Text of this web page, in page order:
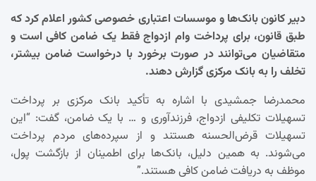
دبیر کانون بانک‌ها و موسسات اعتباری خصوصی کشور اعلام کرد که
طبق قانون، برای پرداخت وام ازدواج فقط یک ضامن کافی است و
متقاضیان می‌توانند در صورت برخورد با درخواست ضامن بیشتر،
تخلف را به بانک مرکزی گزارش دهند.
محمدرضا جمشیدی با اشاره به تأکید بانک مرکزی بر پرداخت
تسهیلات تکلیفی ازدواج، فرزندآوری و … با یک ضامن، گفت: “این
تسهیلات قرض‌الحسنه هستند و از سپرده‌های مردم پرداخت
می‌شوند. به همین دلیل، بانک‌ها برای اطمینان از بازگشت پول،
موظف به دریافت ضامن کافی هستند.”